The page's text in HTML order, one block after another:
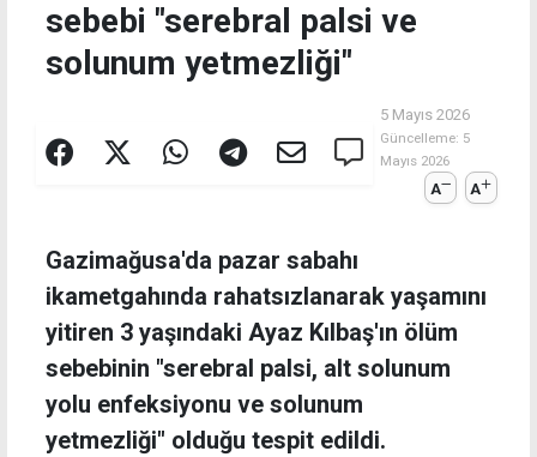
sebebi "serebral palsi ve
solunum yetmezliği"
5 Mayıs 2026
Güncelleme: 5
Mayıs 2026
A A
Gazimağusa'da pazar sabahı
ikametgahında rahatsızlanarak yaşamını
yitiren 3 yaşındaki Ayaz Kılbaş'ın ölüm
sebebinin "serebral palsi, alt solunum
yolu enfeksiyonu ve solunum
yetmezliği" olduğu tespit edildi.